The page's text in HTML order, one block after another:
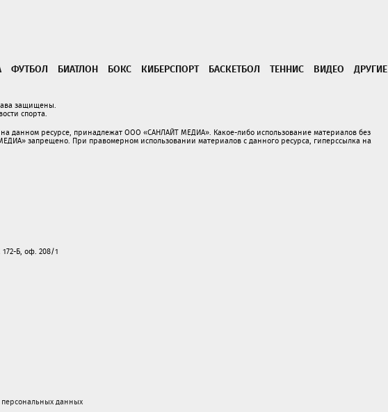
ФУТБОЛ БИАТЛОН БОКС КИБЕРСПОРТ БАСКЕТБОЛ ТЕННИС ВИДЕО ДРУГИЕ
защищены.
спорта.
данном ресурсе, принадлежат ООО «САНЛАЙТ МЕДИА». Какое-либо использование материалов без
запрещено. При правомерном использовании материалов с данного ресурса, гиперссылка на
172-Б, оф. 208/1
данных